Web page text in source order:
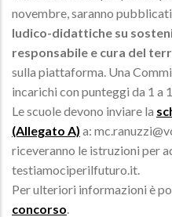
novembre, saranno pubblicati
ludico-didattiche su
responsabile e cura del
sulla piattaforma. Una
incarichi con punteggi da 1 a
Le scuole devono inviare la
(Allegato A) a:
riceveranno le istruzioni per
testiamociperilfuturo.it.
Per ulteriori informazioni è
concorso